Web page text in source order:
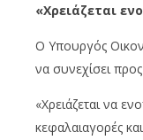
«Χρειάζεται
Ο Υπουργός
να συνεχίσει
«Χρειάζεται να
κεφαλαιαγορές